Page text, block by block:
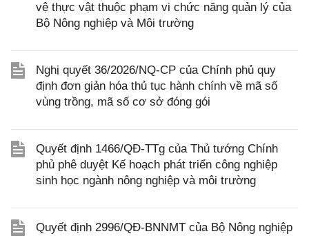
vệ thực vật thuộc phạm vi chức năng quản lý của
Bộ Nông nghiệp và Môi trường
Nghị quyết 36/2026/NQ-CP của Chính phủ quy
định đơn giản hóa thủ tục hành chính về mã số
vùng trồng, mã số cơ sở đóng gói
Quyết định 1466/QĐ-TTg của Thủ tướng Chính
phủ phê duyệt Kế hoạch phát triển công nghiệp
sinh học ngành nông nghiệp và môi trường
Quyết định 2996/QĐ-BNNMT của Bộ Nông nghiệp